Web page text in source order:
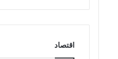
اقتصاد